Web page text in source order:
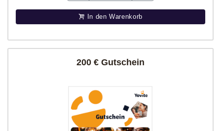
In den Warenkorb
200 € Gutschein